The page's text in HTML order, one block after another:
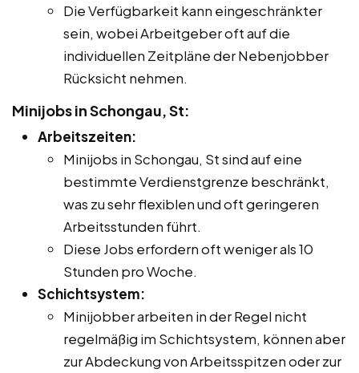
Die Verfügbarkeit kann eingeschränkter
sein, wobei Arbeitgeber oft auf die
individuellen Zeitpläne der Nebenjobber
Rücksicht nehmen.
Minijobs in Schongau, St:
Arbeitszeiten:
Minijobs in Schongau, St sind auf eine
bestimmte Verdienstgrenze beschränkt,
was zu sehr flexiblen und oft geringeren
Arbeitsstunden führt.
Diese Jobs erfordern oft weniger als 10
Stunden pro Woche.
Schichtsystem:
Minijobber arbeiten in der Regel nicht
regelmäßig im Schichtsystem, können aber
zur Abdeckung von Arbeitsspitzen oder zur